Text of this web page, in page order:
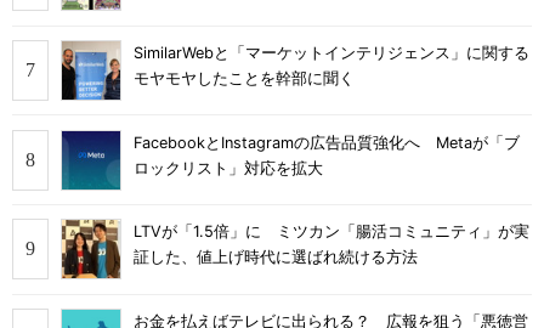
SimilarWebと「マーケットインテリジェンス」に関する
モヤモヤしたことを幹部に聞く
FacebookとInstagramの広告品質強化へ Metaが「ブ
ロックリスト」対応を拡大
LTVが「1.5倍」に ミツカン「腸活コミュニティ」が実
証した、値上げ時代に選ばれ続ける方法
お金を払えばテレビに出られる？ 広報を狙う「悪徳営